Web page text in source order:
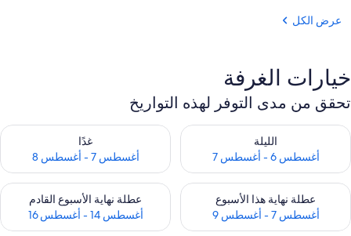
عرض الكل
خيارات الغرفة
تحقق من مدى التوفر لهذه التواريخ
الليلة
أغسطس 6 - أغسطس 7
تحقق من مدى التوفر لليلة للفترة أغسطس 6 - أغسطس 7
غدًا
أغسطس 7 - أغسطس 8
تحقق من مدى التوفر لغد للفترة أغسطس
عطلة نهاية هذا الأسبوع
أغسطس 7 - أغسطس 9
تحقق من مدى التوفر لعطلة نهاية هذا الأسبوع للفترة أغسطس 7 - أغسطس 9
عطلة نهاية الأسبوع القادم
أغسطس 14 - أغسطس 16
تحقق من مدى التوفر لعطلة نهاية